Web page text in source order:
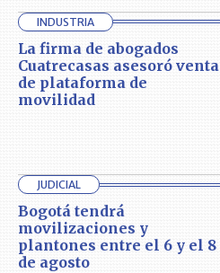
INDUSTRIA
La firma de abogados
Cuatrecasas asesoró venta
de plataforma de
movilidad
JUDICIAL
Bogotá tendrá
movilizaciones y
plantones entre el 6 y el 8
de agosto